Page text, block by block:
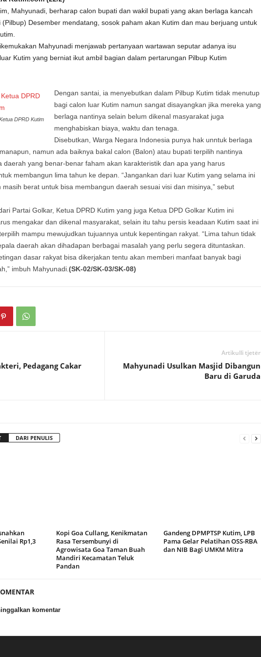
Mahyunadi, berharap calon bupati dan wakil bupati yang akan berlaga kancah
(Pilbup) Desember mendatang, sosok paham akan Kutim dan mau berjuang untuk
Mahyunadi menjawab pertanyaan wartawan seputar adanya isu
Kutim yang berniat ikut ambil bagian dalam pertarungan Pilbup Kutim
DPRD Kutim
Dengan santai, ia menyebutkan dalam Pilbup Kutim tidak menutup
bagi calon luar Kutim namun sangat disayangkan jika mereka yang
berlaga nantinya selain belum dikenal masyarakat juga
menghabiskan biaya, waktu dan tenaga.
Disebutkan, Warga Negara Indonesia punya hak unntuk berlaga
namun ada baiknya bakal calon (Balon) atau bupati terpilih nantinya
daerah yang benar-benar faham akan karakteristik dan apa yang harus
membangun lima tahun ke depan. “Jangankan dari luar Kutim yang selama ini
masih berat untuk bisa membangun daerah sesuai visi dan misinya,” sebut
Partai Golkar, Ketua DPRD Kutim yang juga Ketua DPD Golkar Kutim ini
mengakar dan dikenal masyarakat, selain itu tahu persis keadaan Kutim saat ini
mampu mewujudkan tujuannya untuk kepentingan rakyat. “Lima tahun tidak
daerah akan dihadapan berbagai masalah yang perlu segera dituntaskan.
dasar rakyat bisa dikerjakan tentu akan memberi manfaat banyak bagi
imbuh Mahyunadi. (SK-02/SK-03/SK-08)
Pedagang Cakar
Artikulli tjetër
Mahyunadi Usulkan Masjid Dibangun
Baru di Garuda
DARI PENULIS
Rp1,3
Kopi Goa Cullang, Kenikmatan
Rasa Tersembunyi di
Agrowisata Goa Taman Buah
Mandiri Kecamatan Teluk
Pandan
Gandeng DPMPTSP Kutim, LPB
Pama Gelar Pelatihan OSS-RBA
dan NIB Bagi UMKM Mitra
komentar